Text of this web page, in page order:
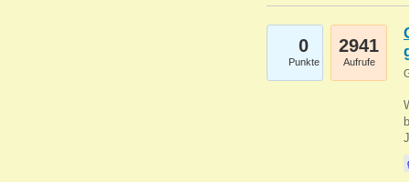
0
Punkte
2941
Aufrufe